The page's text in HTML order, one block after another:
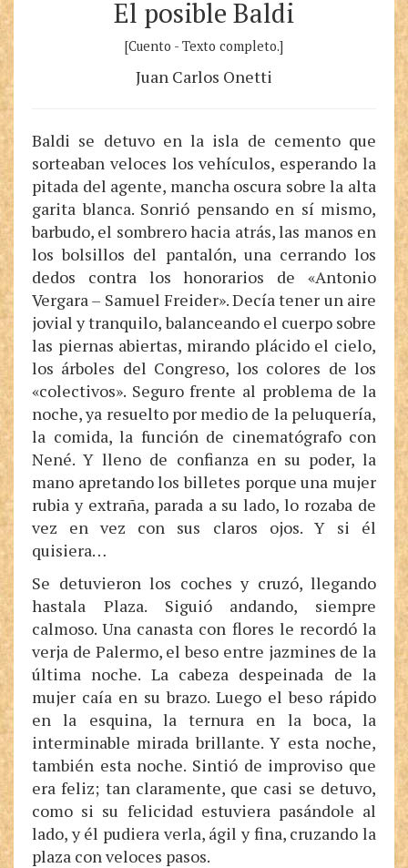
El posible Baldi
[Cuento - Texto completo.]
Juan Carlos Onetti
Baldi se detuvo en la isla de cemento que
sorteaban veloces los vehículos, esperando la
pitada del agente, mancha oscura sobre la alta
garita blanca. Sonrió pensando en sí mismo,
barbudo, el sombrero hacia atrás, las manos en
los bolsillos del pantalón, una cerrando los
dedos contra los honorarios de «Antonio
Vergara – Samuel Freider». Decía tener un aire
jovial y tranquilo, balanceando el cuerpo sobre
las piernas abiertas, mirando plácido el cielo,
los árboles del Congreso, los colores de los
«colectivos». Seguro frente al problema de la
noche, ya resuelto por medio de la peluquería,
la comida, la función de cinematógrafo con
Nené. Y lleno de confianza en su poder, la
mano apretando los billetes porque una mujer
rubia y extraña, parada a su lado, lo rozaba de
vez en vez con sus claros ojos. Y si él
quisiera…
Se detuvieron los coches y cruzó, llegando
hastala Plaza. Siguió andando, siempre
calmoso. Una canasta con flores le recordó la
verja de Palermo, el beso entre jazmines de la
última noche. La cabeza despeinada de la
mujer caía en su brazo. Luego el beso rápido
en la esquina, la ternura en la boca, la
interminable mirada brillante. Y esta noche,
también esta noche. Sintió de improviso que
era feliz; tan claramente, que casi se detuvo,
como si su felicidad estuviera pasándole al
lado, y él pudiera verla, ágil y fina, cruzando la
plaza con veloces pasos.